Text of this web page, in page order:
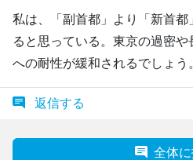
私は、「副首都」より「新首
ると思っている。東京の過密
への耐性が緩和されるでしょう
返信する
全体